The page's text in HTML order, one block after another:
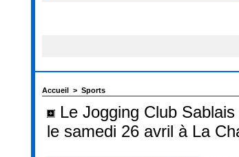
Accueil > Sports
Le Jogging Club
le samedi 26 avril à La